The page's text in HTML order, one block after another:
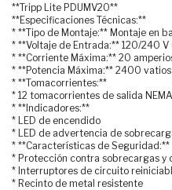
**Tripp Lite PDUMV20**
**Especificaciones Técnicas:**
* **Tipo de Montaje:** Montaje en
* **Voltaje de Entrada:** 120/240
* **Corriente Máxima:** 20
* **Potencia Máxima:** 2400 vatios
* **Tomacorrientes:**
* 12 tomacorrientes de salida NEMA
* **Indicadores:**
* LED de encendido
* LED de advertencia de
* **Características de Seguridad:**
* Protección contra sobrecargas y
* Interruptores de circuito
* Recinto de metal resistente